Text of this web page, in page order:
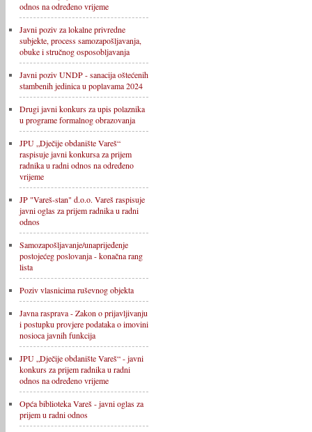
odnos na određeno vrijeme
Javni poziv za lokalne privredne
subjekte, process samozapošljavanja,
obuke i stručnog osposobljavanja
Javni poziv UNDP - sanacija oštećenih
stambenih jedinica u poplavama 2024
Drugi javni konkurs za upis polaznika
u programe formalnog obrazovanja
JPU „Dječije obdanište Vareš“
raspisuje javni konkursa za prijem
radnika u radni odnos na određeno
vrijeme
JP "Vareš-stan" d.o.o. Vareš raspisuje
javni oglas za prijem radnika u radni
odnos
Samozapošljavanje/unaprijeđenje
postojećeg poslovanja - konačna rang
lista
Poziv vlasnicima ruševnog objekta
Javna rasprava - Zakon o prijavljivanju
i postupku provjere podataka o imovini
nosioca javnih funkcija
JPU „Dječije obdanište Vareš“ - javni
konkurs za prijem radnika u radni
odnos na određeno vrijeme
Opća biblioteka Vareš - javni oglas za
prijem u radni odnos